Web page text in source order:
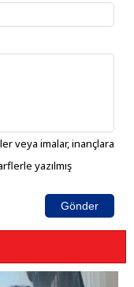
veya imalar, inançlara
yazılmış
Gönder